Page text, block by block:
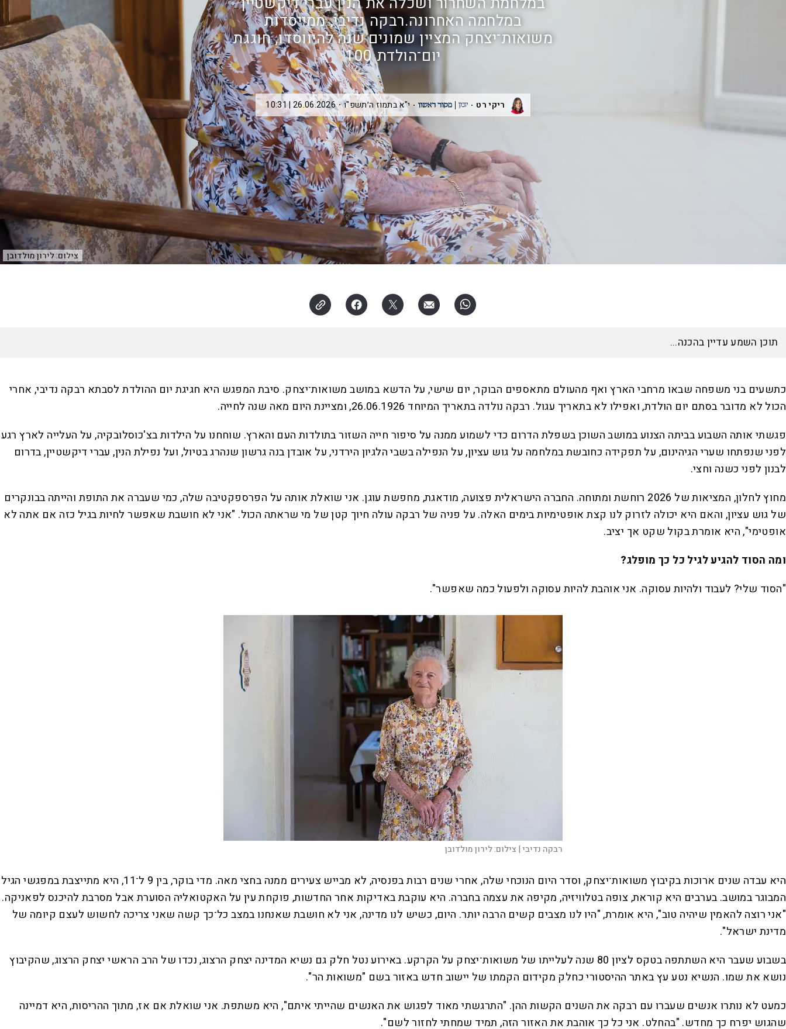
צילום:לירון מולדובן
במלחמה האחרונה.רבקה נדיבי, ממייסדות
משואות־יצחק המציין שמונים שנה להיווסדו, חוגגת
יום־הולדת 100
ריקי רט י"א בתמוז ה׳תשפ"ו 26.06.2026 | 10:31
כתשעים בני משפחה שבאו מרחבי הארץ ואף מהעולם מתאספים הבוקר, יום שישי, על הדשא במושב משואות־יצחק. סיבת המפגש היא חגיגת יום ההולדת לסבתא רבקה נדיבי, אחרי
הכול לא מדובר בסתם יום הולדת, ואפילו לא בתאריך עגול. רבקה נולדה בתאריך המיוחד 26.06.1926, ומציינת היום מאה שנה לחייה.
פגשתי אותה השבוע בביתה הצנוע במושב השוכן בשפלת הדרום כדי לשמוע ממנה על סיפור חייה השזור בתולדות העם והארץ. שוחחנו על הילדות בצ'כוסלובקיה, על העלייה לארץ רגע
לפני שנפתחו שערי הגיהינום, על תפקידה כחובשת במלחמה על גוש עציון, על הנפילה בשבי הלגיון הירדני, על אובדן בנה גרשון שנהרג בטיול, ועל נפילת הנין, עברי דיקשטיין, בדרום
לבנון לפני כשנה וחצי.
מחוץ לחלון, המציאות של 2026 רוחשת ומתוחה. החברה הישראלית פצועה, מודאגת, מחפשת עוגן. אני שואלת אותה על הפרספקטיבה שלה, כמי שעברה את התופת והייתה בבונקרים
של גוש עציון, והאם היא יכולה לזרוק לנו קצת אופטימיות בימים האלה. על פניה של רבקה עולה חיוך קטן של מי שראתה הכול. "אני לא חושבת שאפשר לחיות בגיל כזה אם אתה לא
אופטימי", היא אומרת בקול שקט אך יציב.
ומה הסוד להגיע לגיל כל כך מופלג?
"הסוד שלי? לעבוד ולהיות עסוקה. אני אוהבת להיות עסוקה ולפעול כמה שאפשר".
רבקה נדיבי | צילום:לירון מולדובן
היא עבדה שנים ארוכות בקיבוץ משואות־יצחק, וסדר היום הנוכחי שלה, אחרי שנים רבות בפנסיה, לא מבייש צעירים ממנה בחצי מאה. מדי בוקר, בין 9 ל־11, היא מתייצבת במפגשי הגיל
המבוגר במושב. בערבים היא קוראת, צופה בטלוויזיה, מקיפה את עצמה בחברה. היא עוקבת באדיקות אחר החדשות, פוקחת עין על האקטואליה הסוערת אבל מסרבת להיכנס לפאניקה.
"אני רוצה להאמין שיהיה טוב", היא אומרת, "היו לנו מצבים קשים הרבה יותר. היום, כשיש לנו מדינה, אני לא חושבת שאנחנו במצב כל־כך קשה שאני צריכה לחשוש לעצם קיומה של
מדינת ישראל".
בשבוע שעבר היא השתתפה בטקס לציון 80 שנה לעלייתו של משואות־יצחק על הקרקע. באירוע נטל חלק גם נשיא המדינה יצחק הרצוג, נכדו של הרב הראשי יצחק הרצוג, שהקיבוץ
נושא את שמו. הנשיא נטע עץ באתר ההיסטורי כחלק מקידום הקמתו של יישוב חדש באזור בשם "משואות הר".
כמעט לא נותרו אנשים שעברו עם רבקה את השנים הקשות ההן. "התרגשתי מאוד לפגוש את האנשים שהייתי איתם", היא משתפת. אני שואלת אם אז, מתוך ההריסות, היא דמיינה
שהגוש יפרח כך מחדש. "בהחלט. אני כל כך אוהבת את האזור הזה, תמיד שמחתי לחזור לשם".